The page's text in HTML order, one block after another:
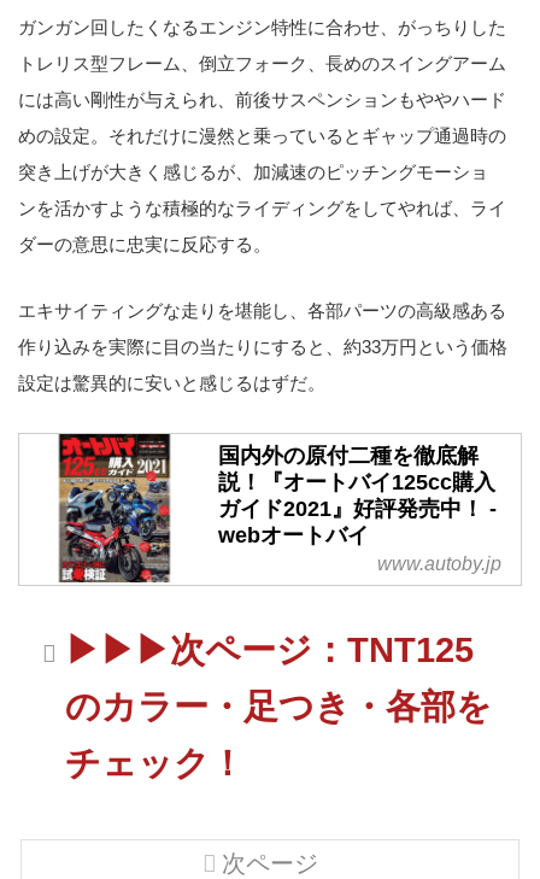
ガンガン回したくなるエンジン特性に合わせ、がっちりした
トレリス型フレーム、倒立フォーク、長めのスイングアーム
には高い剛性が与えられ、前後サスペンションもややハード
めの設定。それだけに漫然と乗っているとギャップ通過時の
突き上げが大きく感じるが、加減速のピッチングモーショ
ンを活かすような積極的なライディングをしてやれば、ライ
ダーの意思に忠実に反応する。
エキサイティングな走りを堪能し、各部パーツの高級感ある
作り込みを実際に目の当たりにすると、約33万円という価格
設定は驚異的に安いと感じるはずだ。
国内外の原付二種を徹底解
説！『オートバイ125cc購入
ガイド2021』好評発売中！ -
webオートバイ
www.autoby.jp
▶▶▶次ページ：TNT125
のカラー・足つき・各部を
チェック！
次ページ